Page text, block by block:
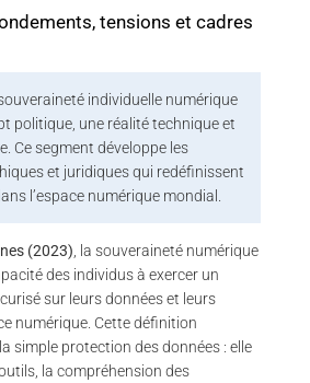
tensions et cadres
individuelle numérique
politique, une réalité technique et
Ce segment développe les
et juridiques qui redéfinissent
l’espace numérique mondial.
(2023), la souveraineté numérique
des individus à exercer un
sur leurs données et leurs
numérique. Cette définition
simple protection des données : elle
la compréhension des